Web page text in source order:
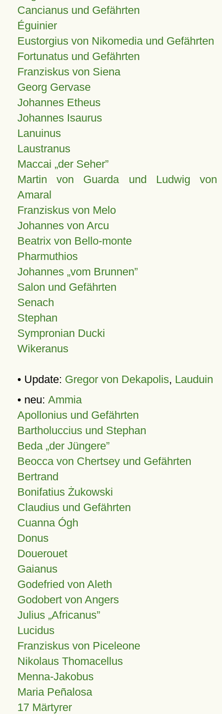
Cancianus und Gefährten
Éguinier
Eustorgius von Nikomedia und Gefährten
Fortunatus und Gefährten
Franziskus von Siena
Georg Gervase
Johannes Etheus
Johannes Isaurus
Lanuinus
Laustranus
Maccai „der Seher”
Martin von Guarda und Ludwig von
Amaral
Franziskus von Melo
Johannes von Arcu
Beatrix von Bello-monte
Pharmuthios
Johannes vom Brunnen
Salon und Gefährten
Senach
Stephan
Sympronian Ducki
Wikeranus
• Update: Gregor von Dekapolis, Lauduin
• neu: Ammia
Apollonius und Gefährten
Bartholuccius und Stephan
Beda „der Jüngere”
Beocca von Chertsey und Gefährten
Bertrand
Bonifatius Żukowski
Claudius und Gefährten
Cuanna Ógh
Donus
Douerouet
Gaianus
Godefried von Aleth
Godobert von Angers
Julius Africanus
Lucidus
Franziskus von Piceleone
Nikolaus Thomacellus
Menna-Jakobus
Maria Peñalosa
17 Märtyrer